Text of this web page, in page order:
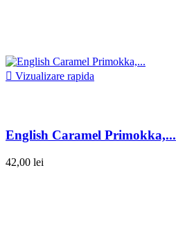
 Vizualizare rapida
English Caramel Primokka,...
42,00 lei